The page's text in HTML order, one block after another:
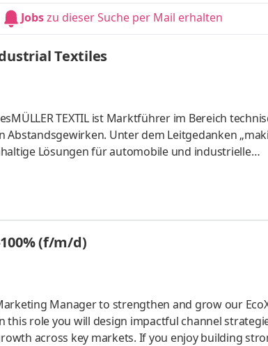
Jobszu dieser Suche per Mail erhalten
Textiles
TEXTIL ist Marktführer im Bereich
Unter dem Leitgedanken
Lösungen für automobile und industrielle
an Standorten in Deutschland, der
der Türkei vertreten. Sie möchten internationale
Dann werden Sie Teil unseres Teams in Wiehl
Indus
(f/m/d)
Manager to strengthen and grow our
this role you will design impactful channel
across key markets. If you enjoy building